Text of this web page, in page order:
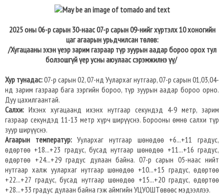
2025 оны 06-р сарын 30-наас 07-р сарын 09-нийг хүртэлх 10 хоногийн
цаг агаарын урьдчилсан төлөв:
/Хугацааны эхэн үеэр зарим газраар түр зуурын аадар бороо орох тул
болзошгүй үер усны аюулаас сэрэмжилнэ үү/
Хур тунадас:07-р сарын 02, 07-нд Уулархаг нутгаар, 07-р сарын 01,03,04-
нд зарим газраар бага зэргийн бороо, түр зуурын аадар бороо орно.
Дуу цахилгаантай.
Салхи: Ихэнх хугацаанд ихэнх нутгаар секундэд 4-9 метр, зарим
газраар секундэд 11-13 метр хүрч ширүүснэ. Борооны өмнө салхи түр
зуур ширүүснэ.
Агаарын температур:Уулархаг нутгаар шөнөдөө +6...+11 градус,
өдөртөө +18...+23 градус, бусад нутгаар шөнөдөө +11...+16 градус,
өдөртөө +24...+29 градус дулаан байна. 07-р сарын 05-наас нийт
нутгаар халж уулархаг нутгаар шөнөдөө +10...+15 градус, өдөртөө
+22...+27 градус, бусад нутгаар шөнөдөө +15...+20 градус, өдөртөө
+28...+33 градус дулаан байна гэж аймгийн УЦУОШТөвөөс мэдээллээ.